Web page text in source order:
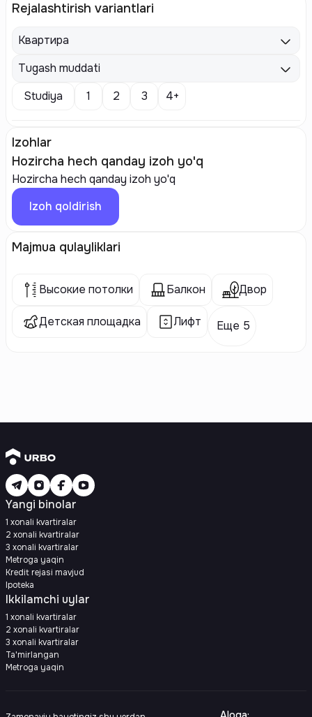
Rejalashtirish variantlari
Квартира
Tugash muddati
Studiya
1 2 3 4+
Izohlar
Hozircha hech qanday izoh yo'q
Hozircha hech qanday izoh yo'q
Izoh qoldirish
Majmua qulayliklari
Высокие потолки Балкон Двор
Детская площадка Лифт Еще 5
Yangi binolar
1 xonali kvartiralar
2 xonali kvartiralar
3 xonali kvartiralar
Metroga yaqin
Kredit rejasi mavjud
Ipoteka
Ikkilamchi uylar
1 xonali kvartiralar
2 xonali kvartiralar
3 xonali kvartiralar
Ta'mirlangan
Metroga yaqin